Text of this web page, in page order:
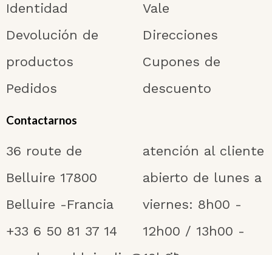
Identidad
Devolución de
productos
Pedidos
Vale
Direcciones
Cupones de
descuento
Contactarnos
36 route de
Belluire 17800
Belluire -Francia
+33 6 50 81 37 14
atención al cliente
abierto de lunes a
viernes: 8h00 -
12h00 / 13h00 -